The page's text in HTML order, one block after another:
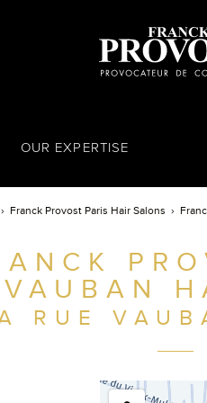
Franck Provost Paris Hair Salons
RUE
OUR EXPERTISE